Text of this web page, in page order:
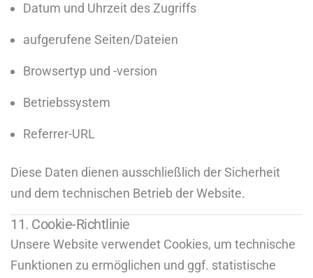
Datum und Uhrzeit des Zugriffs
aufgerufene Seiten/Dateien
Browsertyp und -version
Betriebssystem
Referrer-URL
Diese Daten dienen ausschließlich der Sicherheit
und dem technischen Betrieb der Website.
11. Cookie-Richtlinie
Unsere Website verwendet Cookies, um technische
Funktionen zu ermöglichen und ggf. statistische